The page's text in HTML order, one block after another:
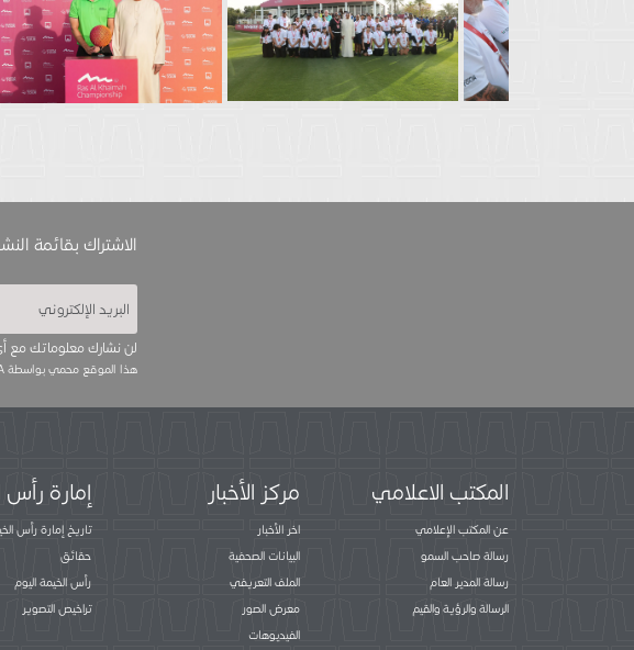
الاشتراك بقائمة
لن نشارك معلوماتك مع
هذا الموقع محمي بواسطة ReCAPTCHA.
المكتب الاعلامي
عن المكتب الإعلامي
رسالة صاحب السمو
رسالة المدير العام
الرسالة والرؤية والقيم
مركز الأخبار
اخر الأخبار
البيانات الصحفية
الملف التعريفي
معرض الصور
الفيديوهات
إمارة رأس
تاريخ إمارة رأس
حقائق
رأس الخيمة اليوم
تراخيص التصوير